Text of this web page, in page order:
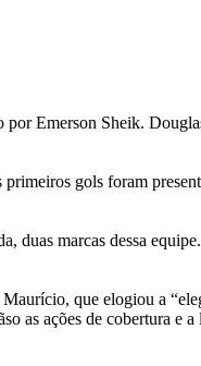
Emerson Sheik.
gols foram
duas marcas dessa
que elogiou a
as ações de cobertura